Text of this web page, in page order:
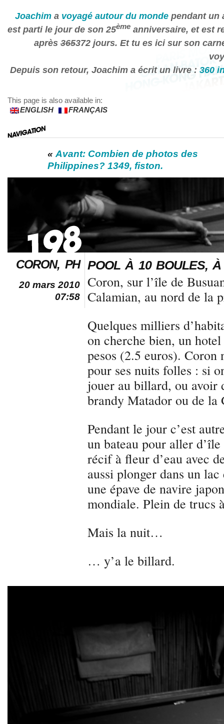
Joachim a voyagé autour du monde pendant un
est parti le jour de son 25ème anniversaire, et est
après 365372 jours. Et tu es ici sur son
Depuis son retour, Joachim a écrit un livre : 360
This page is also available in:
ENGLISH
FRANÇAIS
« Avant: Combien de photos des
Philippines? 1349, fiston.
CORON, PH
20 mars 2010
07:58
POOL À 10 BOULES, À
Coron, sur l’île de
Calamian, au nord de la
Quelques milliers
on cherche bien, un
pesos (2.5 euros). Coron
pour ses nuits folles : si
jouer au billard, ou avoir
brandy Matador ou de
Pendant le jour c’est
un bateau pour aller
récif à fleur d’eau avec
aussi plonger dans un
une épave de navire
mondiale. Plein de trucs
Mais la nuit…
… y’a le billard.